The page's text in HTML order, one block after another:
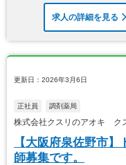
求人の詳細を見る
更新日：2026年3月6日
正社員 調剤薬局
株式会社クスリのアオキ ク
【大阪府泉佐野市
師募集です。